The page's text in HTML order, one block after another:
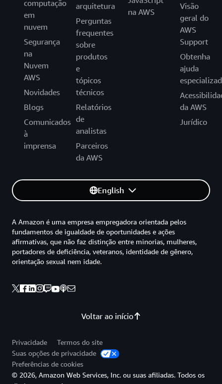
computação
em
nuvem
Segurança
na
Nuvem
AWS
Novidades
Blogs
Comunicados
à
imprensa
arquitetura
Perguntas
frequentes
sobre
produtos
e
tópicos
técnicos
Relatórios
de
analistas
Parceiros
da AWS
na AWS
Visão
geral do
AWS
Support
Obtenha
ajuda
da AWS
Jurídico
English
Voltar ao início
A Amazon é uma empresa empregadora orientada pelos
fundamentos de igualdade de oportunidades e ações
afirmativas, que não faz distinção entre minorias, mulheres,
portadores de deficiência, veteranos, identidade de gênero,
orientação sexual nem idade.
Privacidade
Termos do site
Suas opções de privacidade
Preferências de cookies
© 2026, Amazon Web Services, Inc. ou suas afiliadas. Todos os